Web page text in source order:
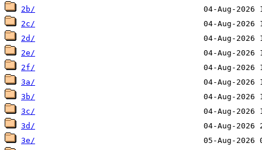
2b/
2c/
2d/
2e/
2f/
3a/
3b/
3c/
3d/
3e/